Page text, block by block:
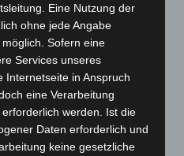
sieht das
an in Ost- und
vor. „Zum 30.
wollen wir auf
der Kolleginnen
so Bühler. Nicht
dieEinbeziehung
Eine Nutzung der
ohne jede Angabe
Sofern eine
Services unseres
Internetseite in Anspruch
eine Verarbeitung
werden. Ist die
Daten erforderlich und
keine gesetzliche